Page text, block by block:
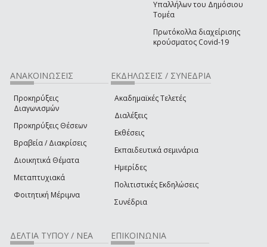
Υπαλλήλων του Δημόσιου
Τομέα
Πρωτόκολλα διαχείρισης
κρούσματος Covid-19
ΑΝΑΚΟΙΝΩΣΕΙΣ
Προκηρύξεις
Διαγωνισμών
Προκηρύξεις Θέσεων
Βραβεία / Διακρίσεις
Διοικητικά Θέματα
Μεταπτυχιακά
Φοιτητική Μέριμνα
ΕΚΔΗΛΩΣΕΙΣ / ΣΥΝΕΔΡΙΑ
Ακαδημαϊκές Τελετές
Διαλέξεις
Εκθέσεις
Εκπαιδευτικά σεμινάρια
Ημερίδες
Πολιτιστικές Εκδηλώσεις
Συνέδρια
ΔΕΛΤΙΑ ΤΥΠΟΥ / ΝΕΑ ΕΠΙΚΟΙΝΩΝΙΑ